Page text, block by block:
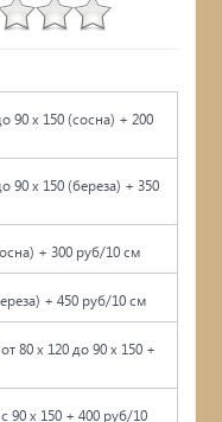
90 x 150 (сосна) + 200
90 x 150 (береза) + 350
+ 300 руб/10 см
+ 450 руб/10 см
80 x 120 до 90 x 150 +
90 x 150 + 400 руб/10